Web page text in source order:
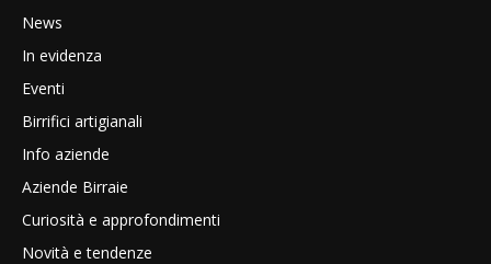
News
In evidenza
Eventi
Birrifici artigianali
Info aziende
Aziende Birraie
Curiosità e approfondimenti
Novità e tendenze